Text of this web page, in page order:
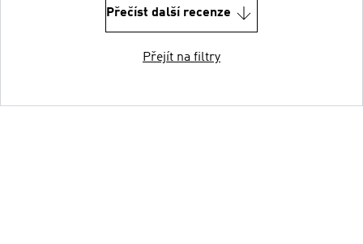
Přečíst další recenze
Přejít na filtry